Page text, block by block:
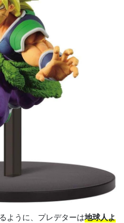
ように、プレデターは地球人よ